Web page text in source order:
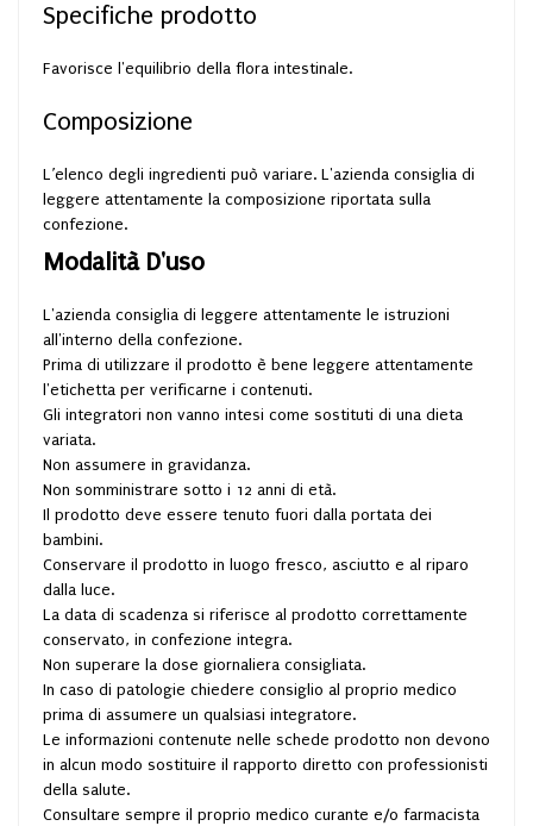
Specifiche prodotto
Favorisce l'equilibrio della flora intestinale.
Composizione
L’elenco degli ingredienti può variare. L'azienda consiglia di
leggere attentamente la composizione riportata sulla
confezione.
Modalità D'uso
L'azienda consiglia di leggere attentamente le istruzioni
all'interno della confezione.
Prima di utilizzare il prodotto è bene leggere attentamente
l'etichetta per verificarne i contenuti.
Gli integratori non vanno intesi come sostituti di una dieta
variata.
Non assumere in gravidanza.
Non somministrare sotto i 12 anni di età.
Il prodotto deve essere tenuto fuori dalla portata dei
bambini.
Conservare il prodotto in luogo fresco, asciutto e al riparo
dalla luce.
La data di scadenza si riferisce al prodotto correttamente
conservato, in confezione integra.
Non superare la dose giornaliera consigliata.
In caso di patologie chiedere consiglio al proprio medico
prima di assumere un qualsiasi integratore.
Le informazioni contenute nelle schede prodotto non devono
in alcun modo sostituire il rapporto diretto con professionisti
della salute.
Consultare sempre il proprio medico curante e/o farmacista